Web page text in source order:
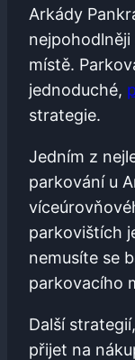
Arkády
místě.
jednoduché,
strategie.
Jedním z
parkování ⁢u
parkovištích
‍nemusíte⁣ se
parkovacího
Další
přijet na⁢